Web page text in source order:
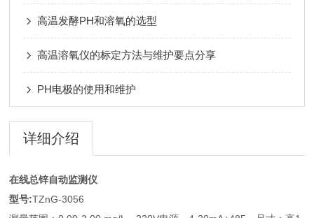
高温发酵PH和溶氧的选型
高温溶氧仪的标定方法与维护要点分享
PH电极的使用和维护
详细介绍
在线总锌自动监测仪
型号:TZnG-3056